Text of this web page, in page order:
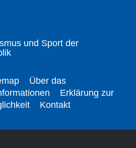
und Sport der
Über das
Erklärung zur
Kontakt